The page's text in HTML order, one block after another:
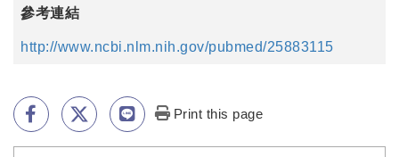
參考連結
http://www.ncbi.nlm.nih.gov/pubmed/25883115
Print this page